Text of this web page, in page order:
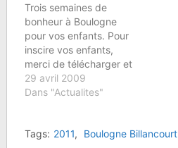
Trois semaines de
bonheur à Boulogne
pour vos enfants. Pour
inscire vos enfants,
merci de télécharger et
de renseigner les
documents
SanitaireLes inscriptions
29 avril 2009
Dans "Actualites"
Tags: 2011, Boulogne Billancourt